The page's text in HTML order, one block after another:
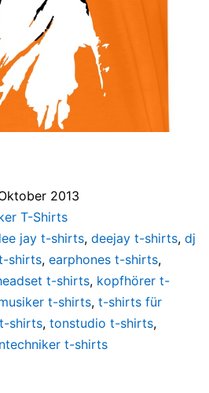
2013
T-Shirts
jay t-shirts, deejay t-shirts, dj
shirts, earphones t-shirts,
t-shirts, kopfhörer t-
t-shirts, t-shirts für
shirts, tonstudio t-shirts,
t-shirts